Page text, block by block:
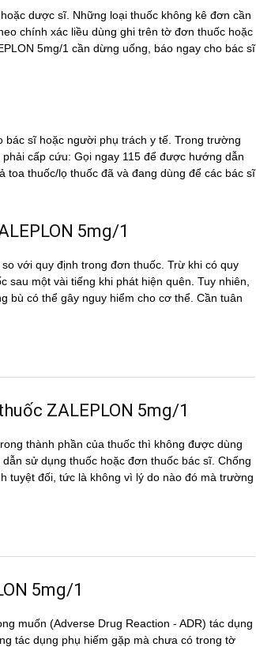
dược sĩ. Những loại thuốc không kê đơn cần
chính xác liều dùng ghi trên tờ đơn thuốc hoặc
5mg/1 cần dừng uống, báo ngay cho bác sĩ
sĩ hoặc người phụ trách y tế. Trong trường
cấp cứu: Gọi ngay 115 để được hướng dẫn
thuốc/lọ thuốc đã và đang dùng để các bác sĩ
5mg/1
với quy định trong đơn thuốc. Trừ khi có quy
một vài tiếng khi phát hiện quên. Tuy nhiên,
bù có thể gây nguy hiểm cho cơ thể. Cần tuân
ZALEPLON 5mg/1
thành phần của thuốc thì không được dùng
sử dụng thuốc hoặc đơn thuốc bác sĩ. Chống
tuyệt đối, tức là không vì lý do nào đó mà trường
5mg/1
muốn (Adverse Drug Reaction - ADR) tác dụng
tác dụng phụ hiếm gặp mà chưa có trong tờ